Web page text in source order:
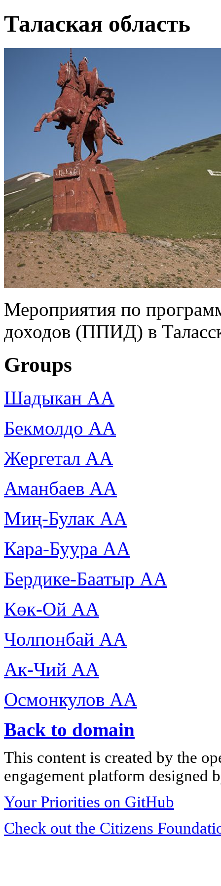
Талаская область
Мероприятия по
доходов (ППИД) в
Groups
Шадыкан АА
Бекмолдо АА
Жергетал АА
Аманбаев АА
Миң-Булак АА
Кара-Буура АА
Бердике-Баатыр АА
Көк-Ой АА
Чолпонбай АА
Ак-Чий АА
Осмонкулов АА
Back to domain
This content is created by the
engagement platform designed
Your Priorities on GitHub
Check out the Citizens